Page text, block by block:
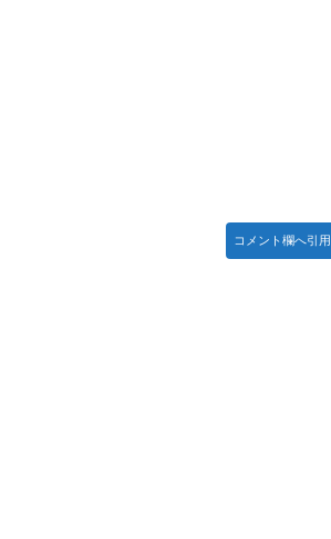
コメント欄へ引用